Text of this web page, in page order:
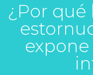
¿Por
expone